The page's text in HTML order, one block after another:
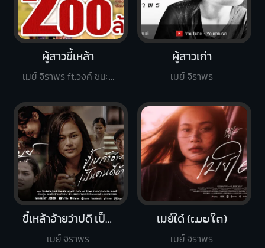
ผู้สาวขี้เหล้า
เมย์ จิราพร ft.วงค์ ชนะกันต์
ผู้สาวเก่า
เมย์ จิราพร
ขี้เหล้าอ้ายว่าบ่ดี เป็นคนดีอ้ายกะบ่ฮัก
เมย์ จิราพร
เมย์ใด๋ (ເມຍໃດ)
เมย์ จิราพร